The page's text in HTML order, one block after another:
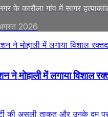
के कारौला गांव में सागर
2026
ने मोहाली में लगाया विशाल